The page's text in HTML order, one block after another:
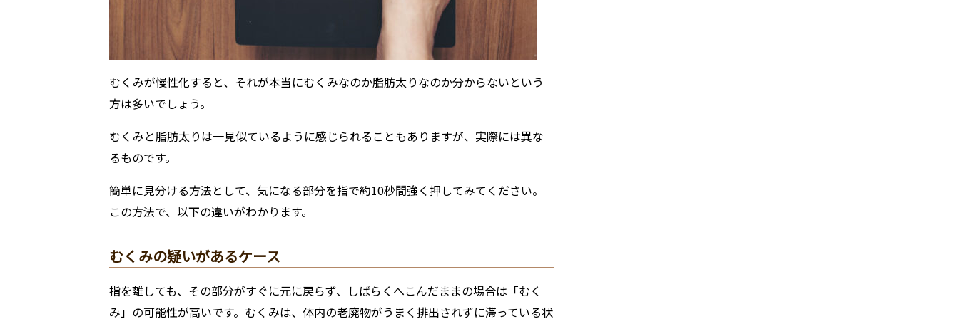
むくみが慢性化すると、それが本当にむくみなのか脂肪太りなのか分からないという
方は多いでしょう。
むくみと脂肪太りは一見似ているように感じられることもありますが、実際には異な
るものです。
簡単に見分ける方法として、気になる部分を指で約10秒間強く押してみてください。
この方法で、以下の違いがわかります。
むくみの疑いがあるケース
指を離しても、その部分がすぐに元に戻らず、しばらくへこんだままの場合は「むく
み」の可能性が高いです。むくみは、体内の老廃物がうまく排出されずに滞っている状